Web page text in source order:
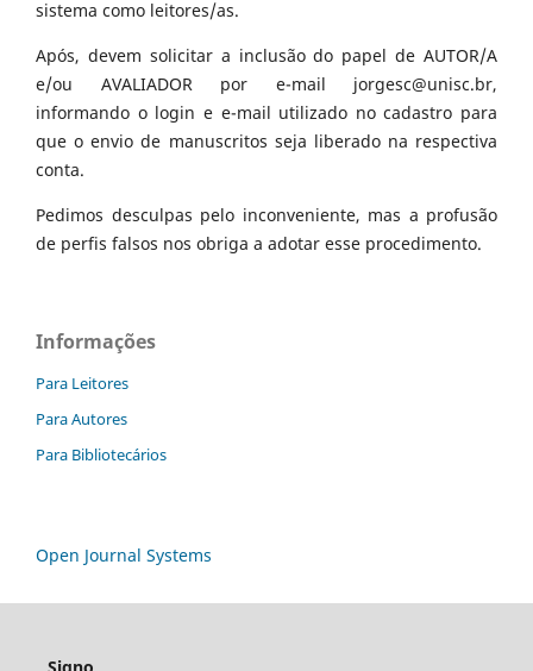
sistema como leitores/as.
Após, devem solicitar a inclusão do papel de AUTOR/A
e/ou AVALIADOR por e-mail jorgesc@unisc.br,
informando o login e e-mail utilizado no cadastro para
que o envio de manuscritos seja liberado na respectiva
conta.
Pedimos desculpas pelo inconveniente, mas a profusão
de perfis falsos nos obriga a adotar esse procedimento.
Informações
Para Leitores
Para Autores
Para Bibliotecários
Open Journal Systems